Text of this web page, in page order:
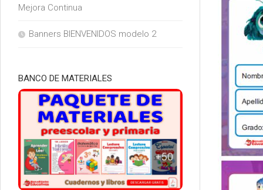
Mejora Continua
Banners BIENVENIDOS modelo 2
BANCO DE MATERIALES